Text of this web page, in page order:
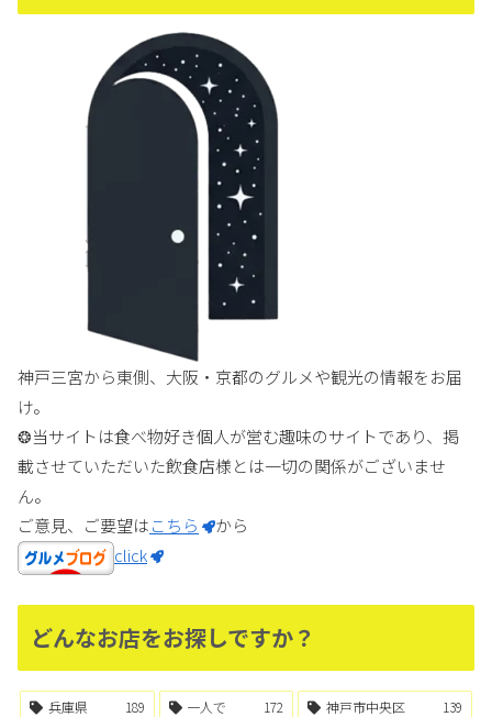
神戸三宮から東側、大阪・京都のグルメや観光の情報をお届
け。
❂当サイトは食べ物好き個人が営む趣味のサイトであり、掲
載させていただいた飲食店様とは一切の関係がございませ
ん。
ご意見、ご要望はこちら
から
click
どんなお店をお探しですか？
兵庫県 189 一人で 172 神戸市中央区
139